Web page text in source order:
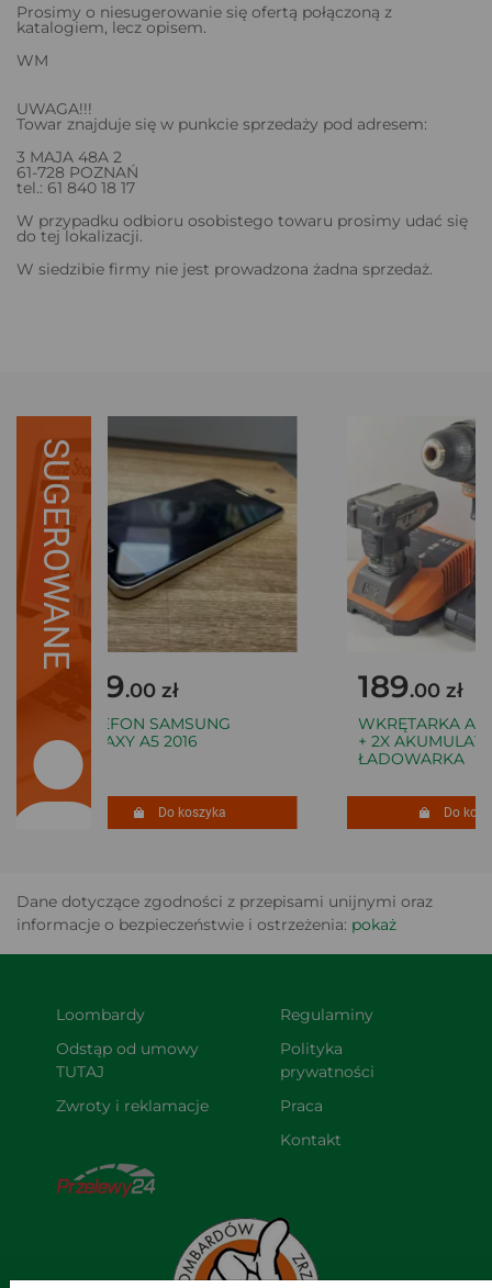
Prosimy o niesugerowanie się ofertą połączoną z
katalogiem, lecz opisem.
WM
UWAGA!!!
Towar znajduje się w punkcie sprzedaży pod adresem:
3 MAJA 48A 2
61-728 POZNAŃ
tel.: 61 840 18 17
W przypadku odbioru osobistego towaru prosimy udać się
do tej lokalizacji.
W siedzibie firmy nie jest prowadzona żadna sprzedaż.
SUGEROWANE
149.00 zł
TELEFON SAMSUNG
GALAXY A5 2016
Do koszyka
189.00 zł
WKRĘTARKA AEG
+ 2X
ŁADOWARKA
Do
Dane dotyczące zgodności z przepisami unijnymi oraz
informacje o bezpieczeństwie i ostrzeżenia: pokaż
Loombardy
Odstąp od umowy
TUTAJ
Zwroty i reklamacje
Regulaminy
Polityka
prywatności
Praca
Kontakt